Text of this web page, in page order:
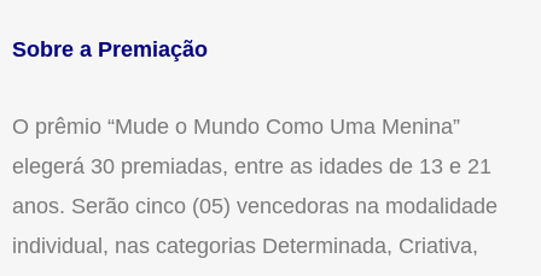
Sobre a Premiação
O prêmio “Mude o Mundo Como Uma Menina”
elegerá 30 premiadas, entre as idades de 13 e 21
anos. Serão cinco (05) vencedoras na modalidade
individual, nas categorias Determinada, Criativa,